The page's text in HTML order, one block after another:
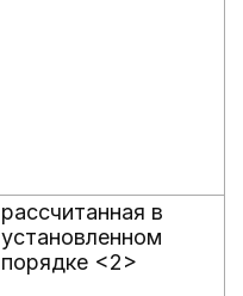
рассчитанная в
установленном
порядке <2>